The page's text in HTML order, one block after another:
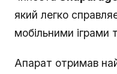
який легко
мобільними іграми
Апарат отримав